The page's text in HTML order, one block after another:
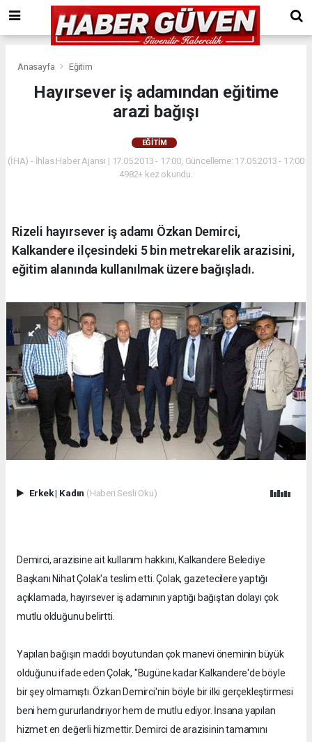
Anasayfa Eğitim
Hayırsever iş adamından eğitime
arazi bağışı
EĞITIM
(İHA) - İhlas Haber Ajansı | 17.05.2013 - 17:00, Güncelleme: 17.05.2013 - 17:00
4982+ kez okundu.
Rizeli hayırsever iş adamı Özkan Demirci,
Kalkandere ilçesindeki 5 bin metrekarelik arazisini,
eğitim alanında kullanılmak üzere bağışladı.
Erkek| Kadın (Haberi Sesli Oku)
Demirci, arazisine ait kullanım hakkını, Kalkandere Belediye
Başkanı Nihat Çolak'a teslim etti. Çolak, gazetecilere yaptığı
açıklamada, hayırsever iş adamının yaptığı bağıştan dolayı çok
mutlu olduğunu belirtti.
Yapılan bağışın maddi boyutundan çok manevi öneminin büyük
olduğunu ifade eden Çolak, "Bugüne kadar Kalkandere'de böyle
bir şey olmamıştı. Özkan Demirci'nin böyle bir ilki gerçekleştirmesi
beni hem gururlandırıyor hem de mutlu ediyor. İnsana yapılan
hizmet en değerli hizmettir. Demirci de arazisinin tamamını